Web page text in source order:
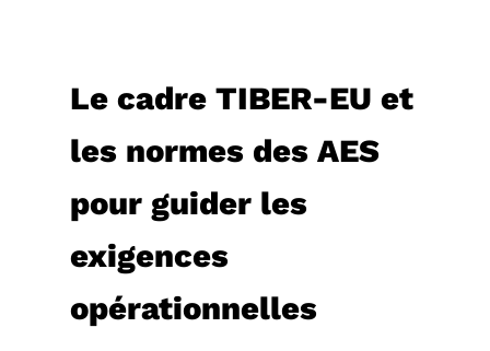
Le cadre TIBER-EU et
les normes des AES
pour guider les
exigences
opérationnelles